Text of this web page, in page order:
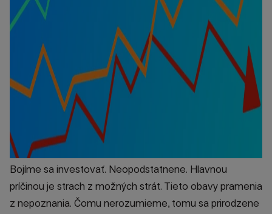
Bojíme sa investovať. Neopodstatnene. Hlavnou
príčinou je strach z možných strát. Tieto obavy pramenia
z nepoznania. Čomu nerozumieme, tomu sa prirodzene